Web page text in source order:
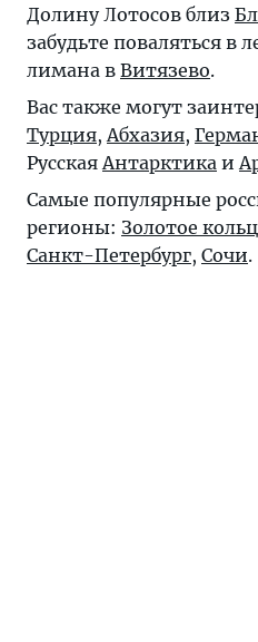
Долину Лотосов близ
забудьте поваляться в
лимана в Витязево.
Вас также могут
Турция,Абхазия,
РусскаяАнтарктика и
Самые популярные
регионы: Золотое
Санкт-Петербург, Сочи.